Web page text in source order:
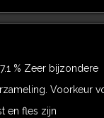
% Zeer bijzondere
Voorkeur
en fles zijn